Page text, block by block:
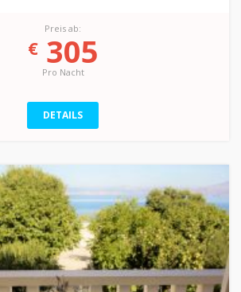
Preis ab:
€305
Pro Nacht
DETAILS